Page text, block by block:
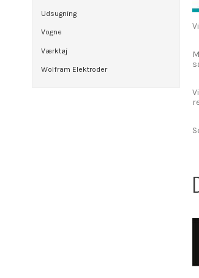
Udsugning
Vogne
Værktøj
Wolfram Elektroder